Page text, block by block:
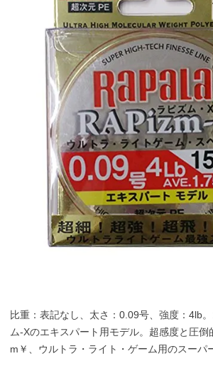
比重：表記なし、太さ：0.09号、強度：4lb
ム-Xのエキスパート用モデル。超感度と圧倒
m￥、ウルトラ・ライト・ゲーム用のスーパ